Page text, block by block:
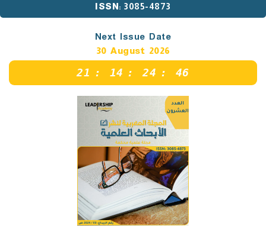
ISSN: 3085-4873
Next Issue Date
30 August 2026
21 : 14 :24 : 45